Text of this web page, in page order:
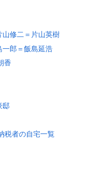
山修二＝片山英樹
一郎＝飯島延浩
香
邸
税者の自宅一覧